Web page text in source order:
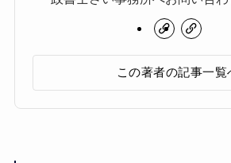
この著者の記事一覧